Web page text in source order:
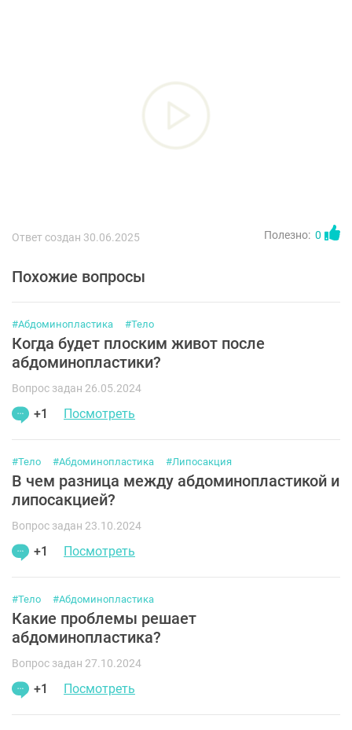
Ответ создан 30.06.2025 Полезно: 0
Похожие вопросы
#Абдоминопластика #Тело
Когда будет плоским живот после
абдоминопластики?
Вопрос задан 26.05.2024
+1 Посмотреть
#Тело #Абдоминопластика #Липосакция
В чем разница между абдоминопластикой и
липосакцией?
Вопрос задан 23.10.2024
+1 Посмотреть
#Тело #Абдоминопластика
Какие проблемы решает
абдоминопластика?
Вопрос задан 27.10.2024
+1 Посмотреть